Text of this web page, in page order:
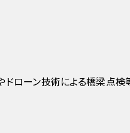
ドローン技術による橋梁点検